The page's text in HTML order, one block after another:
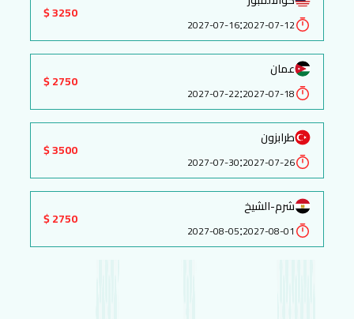
2027-07-12
:
2027-07-16
3250 $
عمان
2027-07-18
:
2027-07-22
2750 $
طرابزون
2027-07-26
:
2027-07-30
3500 $
شرم-الشيخ
2027-08-01
:
2027-08-05
2750 $